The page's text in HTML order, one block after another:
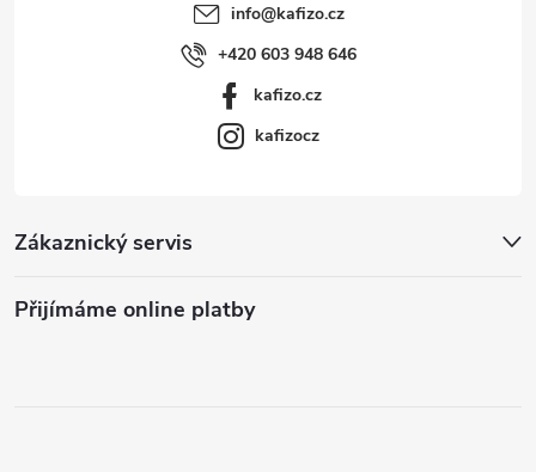
Zákaznický servis
Přijímáme online platby
info@kafizo.cz
+420 603 948 646
kafizo.cz
kafizocz